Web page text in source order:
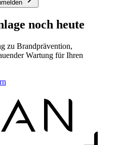
noch heute
zu Brandprävention,
Wartung für Ihren